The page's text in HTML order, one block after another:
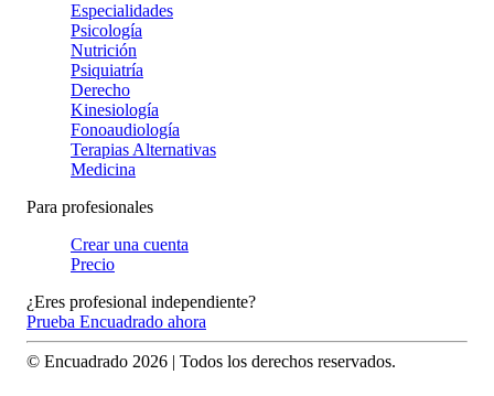
Especialidades
Psicología
Nutrición
Psiquiatría
Derecho
Kinesiología
Fonoaudiología
Terapias Alternativas
Medicina
Para profesionales
Crear una cuenta
Precio
¿Eres profesional independiente?
Prueba Encuadrado ahora
© Encuadrado 2026 | Todos los derechos reservados.